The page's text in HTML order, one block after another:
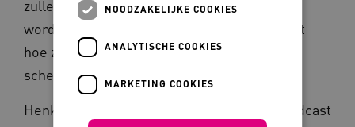
zullen er altijd regels opgeruimd moeten
worden.’ Bestuurder Irma Harmelink vertelt
hoe ze in haar organisatie Elver permanent
scherp blijft op nieuwe regels.
Henk Nies geeft in de 25e aflevering van podcast
NOODZAKELIJKE COOKIES
ANALYTISCHE COOKIES
MARKETING COOKIES